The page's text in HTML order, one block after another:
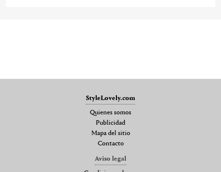
StyleLovely.com
Quienes somos
Publicidad
Mapa del sitio
Contacto
Aviso legal